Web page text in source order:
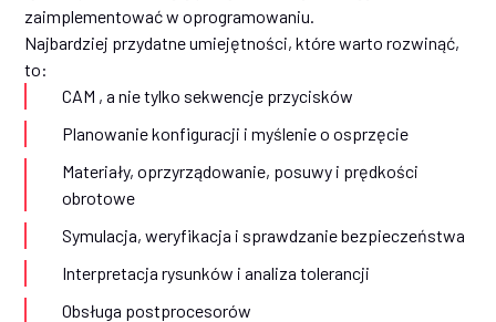
zaimplementować w oprogramowaniu.
Najbardziej przydatne umiejętności, które warto rozwinąć,
to:
CAM , a nie tylko sekwencje przycisków
Planowanie konfiguracji i myślenie o osprzęcie
Materiały, oprzyrządowanie, posuwy i prędkości
obrotowe
Symulacja, weryfikacja i sprawdzanie bezpieczeństwa
Interpretacja rysunków i analiza tolerancji
Obsługa postprocesorów